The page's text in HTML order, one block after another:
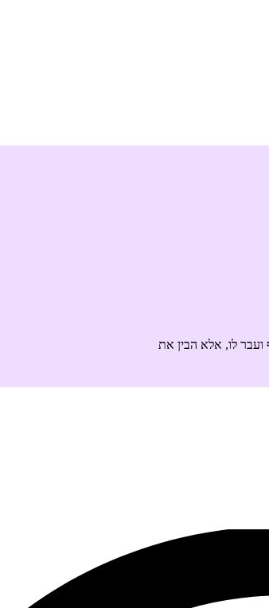
לו, אלא הבין את